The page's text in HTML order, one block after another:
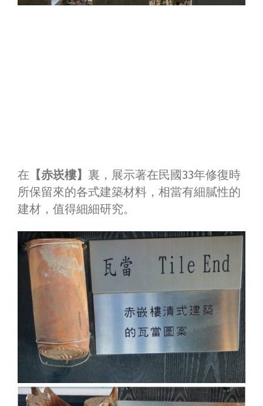
在 【赤崁樓】 裏，展示著在民國33年修復時
所保留來的各式建築材料，相當有細膩性的
建材，值得細細研究。